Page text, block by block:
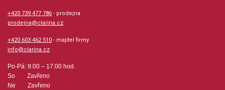
+420 739 477 786 - prodejna
prodejna@clarina.cz
+420 603 462 510 - majitel firmy
info@clarina.cz
Po-Pá: 9:00 – 17:00 hod.
So Zavřeno
Ne Zavřeno